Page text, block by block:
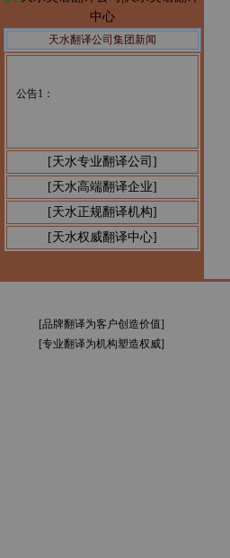
天水翻译公司集团新闻
公告1：
[天水专业翻译公司]
[天水高端翻译企业]
[天水正规翻译机构]
[天水权威翻译中心]
[品牌翻译为客户创造价值]
[专业翻译为机构塑造权威]